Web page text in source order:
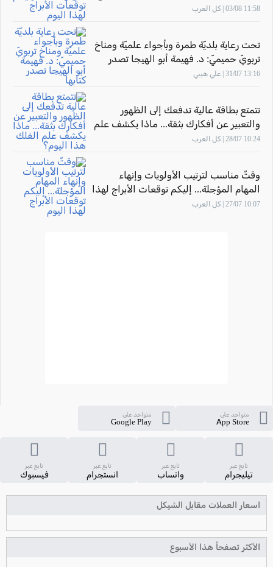
لهذا اليوم
11:58 03/08 | كل العرب
تحت رعاية بلديّة طمرة وبأجواء علميّة ومناخ
تربويّ حميميّ: د. فهيمة أبو الهيجا تصدر
كتابها "أثر المهارة" بحضور الاتّحاد القطريّ
13:16 31/07 | علي هيبي
تتمتع بطاقة عالية تدفعك إلى الظهور
والتعبير عن أفكارك بثقة... ماذا يكشف علم
الفلك هذا اليوم؟
10:24 28/07 | كل العرب
وقتٌ مناسب لترتيب الأولويات وإنهاء
المهام المؤجلة... إليكم توقعات الأبراج لهذا
اليوم
10:07 27/07 | كل العرب
متواجد على
App Store
متواجد على
Google Play
تابع عبر
تيليجرام
تابع عبر
واتساب
تابع عبر
انستجرام
تابع عبر
فيسبوك
اسعار العملات مقابل الشيكل
الأكثر تصفحاً هذا الأسبوع